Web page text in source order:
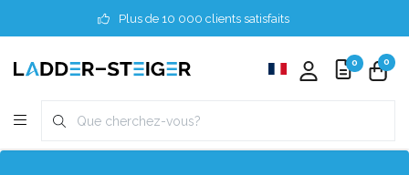
Plus de 10 000 clients satisfaits
0 0